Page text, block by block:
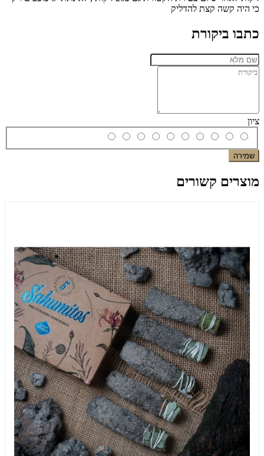
כי היה קשה קצת להדליק
כתבו ביקורת
ציון
שמירה
מוצרים קשורים